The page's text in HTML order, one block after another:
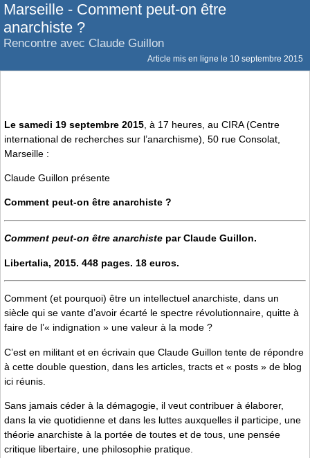
Marseille - Comment peut-on être
anarchiste ?
Rencontre avec Claude Guillon
Article mis en ligne le 10 septembre 2015
Le samedi 19 septembre 2015 , à 17 heures, au CIRA (Centre
international de recherches sur l’anarchisme), 50 rue Consolat,
Marseille :
Claude Guillon présente
Comment peut-on être anarchiste ?
Comment peut-on être anarchiste par Claude Guillon.
Libertalia, 2015. 448 pages. 18 euros.
Comment (et pourquoi) être un intellectuel anarchiste, dans un
siècle qui se vante d’avoir écarté le spectre révolutionnaire, quitte à
faire de l’« indignation » une valeur à la mode ?
C’est en militant et en écrivain que Claude Guillon tente de répondre
à cette double question, dans les articles, tracts et « posts » de blog
ici réunis.
Sans jamais céder à la démagogie, il veut contribuer à élaborer,
dans la vie quotidienne et dans les luttes auxquelles il participe, une
théorie anarchiste à la portée de toutes et de tous, une pensée
critique libertaire, une philosophie pratique.